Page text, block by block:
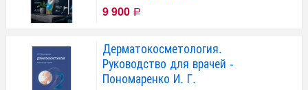
9 900 Р
Дерматокосметология.
Руководство для врачей -
Пономаренко И. Г.